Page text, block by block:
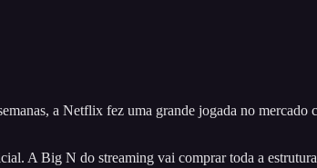
a Netflix fez uma grande jogada no mercado
A Big N do streaming vai comprar toda a